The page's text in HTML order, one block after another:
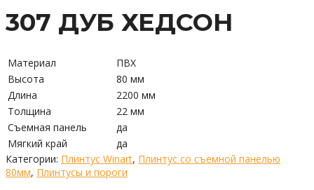
307 ДУБ ХЕДСОН
Материал
ПВХ
Высота
80 мм
Длина
2200 мм
Толщина
22 мм
Съемная панель
да
Мягкий край
да
Категории: Плинтус Winart, Плинтус со съемной панелью
80мм, Плинтусы и пороги